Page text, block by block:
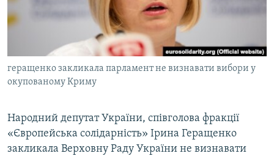
ПОДКАСТИ
РУС
УКР
ДОЛУЧАЙСЯ!
геращенко закликала парламент не визнавати вибори у
окупованому Криму
Народний депутат України, співголова фракції
«Європейська солідарність» Ірина Геращенко
закликала Верховну Раду України не визнавати